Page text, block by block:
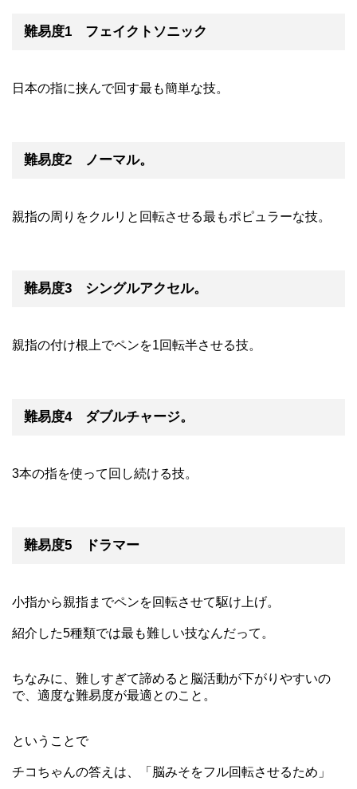
難易度1 フェイクトソニック
日本の指に挟んで回す最も簡単な技。
難易度2 ノーマル。
親指の周りをクルリと回転させる最もポピュラーな技。
難易度3 シングルアクセル。
親指の付け根上でペンを1回転半させる技。
難易度4 ダブルチャージ。
3本の指を使って回し続ける技。
難易度5 ドラマー
小指から親指までペンを回転させて駆け上げ。
紹介した5種類では最も難しい技なんだって。
ちなみに、難しすぎて諦めると脳活動が下がりやすいの
で、適度な難易度が最適とのこと。
ということで
チコちゃんの答えは、「脳みそをフル回転させるため」